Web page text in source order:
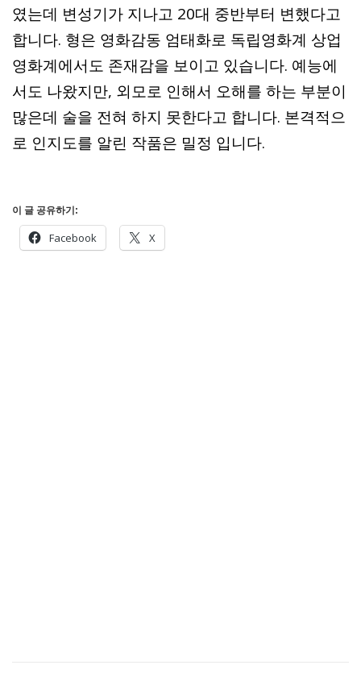
였는데 변성기가 지나고 20대 중반부터 변했다고
합니다. 형은 영화감동 엄태화로 독립영화계 상업
영화계에서도 존재감을 보이고 있습니다. 예능에
서도 나왔지만, 외모로 인해서 오해를 하는 부분이
많은데 술을 전혀 하지 못한다고 합니다. 본격적으
로 인지도를 알린 작품은 밀정 입니다.
이 글 공유하기:
Facebook X